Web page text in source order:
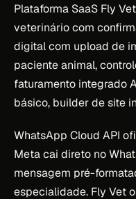
Plataforma SaaS Fly
veterinário com
digital com upload de
paciente animal,
faturamento integrado
básico, builder de site
WhatsApp Cloud API
Meta cai direto no
mensagem pré-
especialidade. Fly Vet